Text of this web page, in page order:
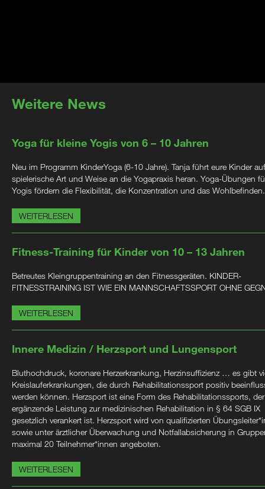
Weitere News
Yoga für kleine Yogis von 6 – 10 Jahren
Neu im Programm KinderYoga (6-10 Jahre). Tanja führt eure Kinder auf
spielerische Art und Weise an die Yogapraxis heran. Yoga-Übungen
Yogis fördern die Flexibilität, die Konzentration und das Wohlbefinden.
WEITERLESEN
Fitness-Training für Kinder von 10 – 13 Jahren
Betreutes Kleingruppentraining an den Fitnessgeräten. KINDER-
FITNESSTRAINING IST WIE EIN MANNSCHAFTSSPORT OHNE
WEITERLESEN
Innere Medizin / Herzsport und Lungensport
Bluthochdruck, koronare Herzerkrankung, Herzinsuffizienz … es gibt
Kreislauferkrankungen, die durch Rehabilitationssport positiv
werden können. Herzsport ist eine Form des Rehabilitationssports,
ergänzende Leistung zur medizinischen Rehabilitation in § 64 SGB IX
gesetzlich verankert ist. Herzsport wird von qualifizierten
sowie unter ärztlicher Überwachung und Notfallabsicherung in
maximal 20 Teilnehmer*innen angeboten.
WEITERLESEN